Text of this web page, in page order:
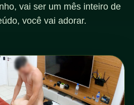
vai ser um mês inteiro de
você vai adorar.